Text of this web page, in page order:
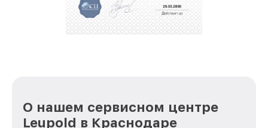
репутацию. Мы постоянно совершенствуемся и
О нашем сервисном центре
Leupold в Краснодаре